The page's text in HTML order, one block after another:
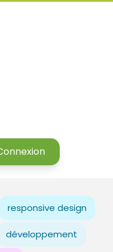
responsive design
développement